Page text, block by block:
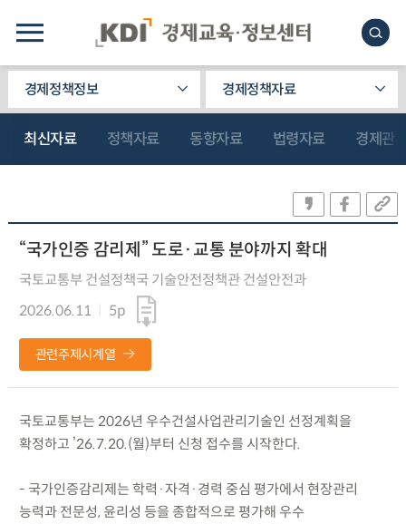
경제정책정보 경제정책자료
최신자료 정책자료 동향자료 법령자료 경제관
“국가인증 감리제” 도로·교통 분야까지 확대
국토교통부 건설정책국 기술안전정책관 건설안전과
2026.06.11
5p
관련주제시계열
국토교통부는 2026년 우수건설사업관리기술인 선정계획을
확정하고 ’26.7.20.(월)부터 신청 접수를 시작한다.
- 국가인증감리제는 학력·자격·경력 중심 평가에서 현장관리
능력과 전문성, 윤리성 등을 종합적으로 평가해 우수